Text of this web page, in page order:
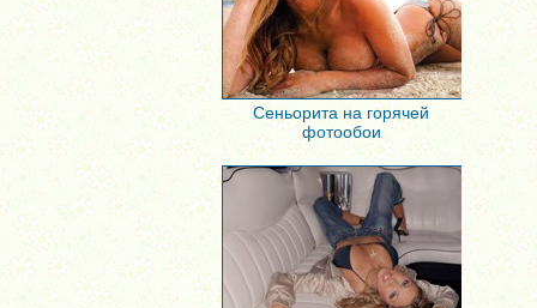
Сеньорита на горячей
фотообои